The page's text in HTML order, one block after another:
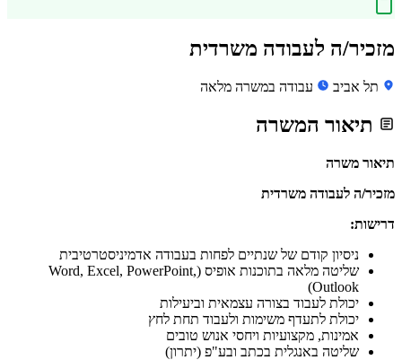
מזכיר/ה לעבודה משרדית
תל אביב עבודה במשרה מלאה
תיאור המשרה
תיאור משרה
מזכיר/ה לעבודה משרדית
דרישות:
ניסיון קודם של שנתיים לפחות בעבודה אדמיניסטרטיבית
שליטה מלאה בתוכנות אופיס (Word, Excel, PowerPoint,
Outlook)
יכולת לעבוד בצורה עצמאית וביעילות
יכולת לתעדף משימות ולעבוד תחת לחץ
אמינות, מקצועיות ויחסי אנוש טובים
שליטה באנגלית בכתב ובע"פ (יתרון)